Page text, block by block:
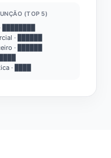
(TOP 5)
████████
· ██████
· ██████
· ████